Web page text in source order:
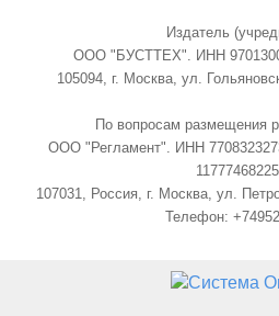
Издатель
ООО "БУСТТЕХ". ИНН
105094, г. Москва, ул.
По вопросам размещения
ООО "Регламент". ИНН
107031, Россия, г. Москва, ул.
Телефон: